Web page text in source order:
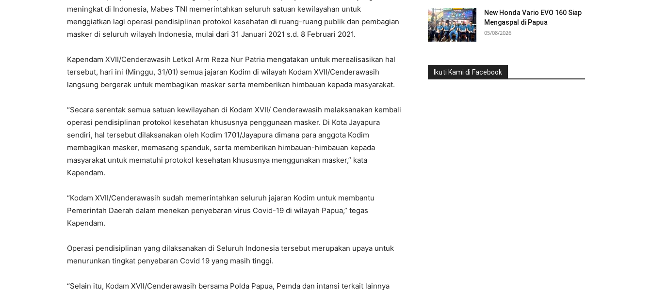
meningkat di Indonesia, Mabes TNI memerintahkan seluruh satuan kewilayahan untuk
menggiatkan lagi operasi pendisiplinan protokol kesehatan di ruang-ruang publik dan pembagian
masker di seluruh wilayah Indonesia, mulai dari 31 Januari 2021 s.d. 8 Februari 2021.
Kapendam XVII/Cenderawasih Letkol Arm Reza Nur Patria mengatakan untuk merealisasikan hal
tersebut, hari ini (Minggu, 31/01) semua jajaran Kodim di wilayah Kodam XVII/Cenderawasih
langsung bergerak untuk membagikan masker serta memberikan himbauan kepada masyarakat.
“Secara serentak semua satuan kewilayahan di Kodam XVII/ Cenderawasih melaksanakan kembali
operasi pendisiplinan protokol kesehatan khususnya penggunaan masker. Di Kota Jayapura
sendiri, hal tersebut dilaksanakan oleh Kodim 1701/Jayapura dimana para anggota Kodim
membagikan masker, memasang spanduk, serta memberikan himbauan-himbauan kepada
masyarakat untuk mematuhi protokol kesehatan khususnya menggunakan masker,” kata
Kapendam.
“Kodam XVII/Cenderawasih sudah memerintahkan seluruh jajaran Kodim untuk membantu
Pemerintah Daerah dalam menekan penyebaran virus Covid-19 di wilayah Papua,” tegas
Kapendam.
Operasi pendisiplinan yang dilaksanakan di Seluruh Indonesia tersebut merupakan upaya untuk
menurunkan tingkat penyebaran Covid 19 yang masih tinggi.
“Selain itu, Kodam XVII/Cenderawasih bersama Polda Papua, Pemda dan intansi terkait lainnya
New Honda Vario EVO 160 Siap
Mengaspal di Papua
05/08/2026
Ikuti Kami di Facebook